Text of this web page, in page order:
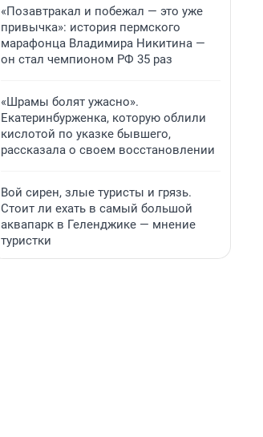
«Позавтракал и побежал — это уже
привычка»: история пермского
марафонца Владимира Никитина —
он стал чемпионом РФ 35 раз
«Шрамы болят ужасно».
Екатеринбурженка, которую облили
кислотой по указке бывшего,
рассказала о своем восстановлении
Вой сирен, злые туристы и грязь.
Стоит ли ехать в самый большой
аквапарк в Геленджике — мнение
туристки